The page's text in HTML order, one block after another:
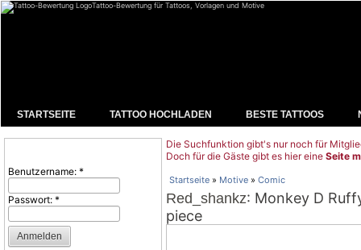
Tattoo-Bewertung für Tattoos, Vorlagen und Motive
STARTSEITE TATTOO HOCHLADEN BESTE TATTOOS
Benutzername: *
Passwort: *
Die Suchfunktion gibt's nur noch für
Doch für die Gäste gibt es hier eine Seite
Startseite » Motive » Comic
Red_shankz: Monkey D
piece